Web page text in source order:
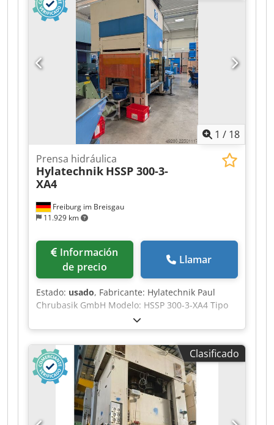
1 / 18
Freiburg im Breisgau
11.929 km
Prensa hidráulica
Hylatechnik HSSP 300-3-
XA4
de precio
Llamar
Estado: usado, Fabricante: Hylatechnik Paul
Chrubasik GmbH Modelo: HSSP 300-3-XA4 Tipo
de máquina: Prensa hidráulica Año de
fabricación: 2000 Estado: usada Fuerza de
prensado: 3.000 kN Fuerza de prensado: 300 t
Carrera: 300 mm Altura máxima de instalación:
800 mm Superficie de la mesa: 2.000 × 1.550 mm
Superficie del pistón: 2.000 × 1.540 mm Apertura
frontal: 2.000 mm Apertura lateral: 1.050 mm
Altura de la mesa: 800 mm Avance rápido: 340
mm/s Velocidad de trabajo 1: 32,5 mm/s
Clasificado